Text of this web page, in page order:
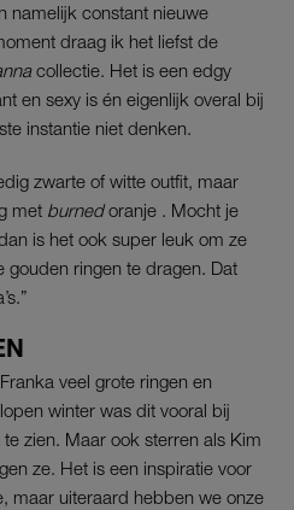
namelijk constant nieuwe
draag ik het liefst de
collectie. Het is een edgy
en sexy is én eigenlijk overal bij
instantie niet denken.
zwarte of witte outfit, maar
met burnedoranje . Mocht je
is het ook super leuk om ze
gouden ringen te dragen. Dat
veel grote ringen en
winter was dit vooral bij
zien. Maar ook sterren als Kim
ze. Het is een inspiratie voor
maar uiteraard hebben we onze